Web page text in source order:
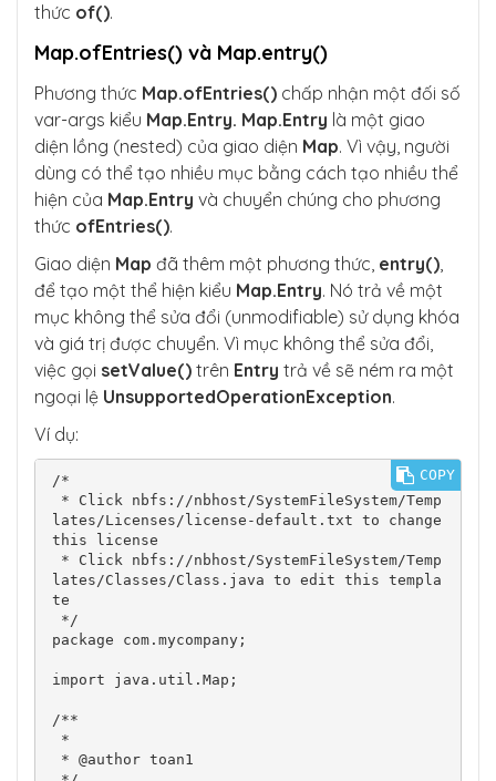
thức of().
Map.ofEntries() và Map.entry()
Phương thức Map.ofEntries() chấp nhận một đối số
var-args kiểu Map.Entry. Map.Entry là một giao
diện lồng (nested) của giao diện Map. Vì vậy, người
dùng có thể tạo nhiều mục bằng cách tạo nhiều thể
hiện của Map.Entry và chuyển chúng cho phương
thức ofEntries().
Giao diện Map đã thêm một phương thức, entry(),
để tạo một thể hiện kiểu Map.Entry. Nó trả về một
mục không thể sửa đổi (unmodifiable) sử dụng khóa
và giá trị được chuyển. Vì mục không thể sửa đổi,
việc gọi setValue() trên Entry trả về sẽ ném ra một
ngoại lệ UnsupportedOperationException.
Ví dụ:
/*
lates/Licenses/license-default.txt to change
this license
lates/Classes/Class.java to edit this templa
te
package com.mycompany;
import java.util.Map;
/**
COPY